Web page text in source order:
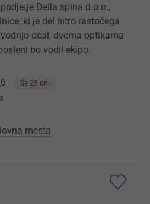
Della spina d.o.o.,
ki je del hitro rastočega
očal, dvema optikama
bo vodil ekipo.
Še 25 dni
mesta